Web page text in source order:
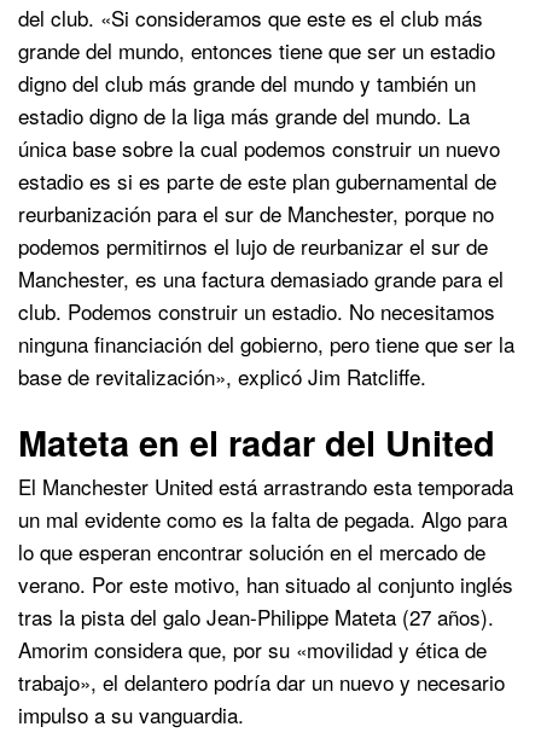
del club. «Si consideramos que este es el club más
grande del mundo, entonces tiene que ser un estadio
digno del club más grande del mundo y también un
estadio digno de la liga más grande del mundo. La
única base sobre la cual podemos construir un nuevo
estadio es si es parte de este plan gubernamental de
reurbanización para el sur de Manchester, porque no
podemos permitirnos el lujo de reurbanizar el sur de
Manchester, es una factura demasiado grande para el
club. Podemos construir un estadio. No necesitamos
ninguna financiación del gobierno, pero tiene que ser la
base de revitalización», explicó Jim Ratcliffe.
Mateta en el radar del United
El Manchester United está arrastrando esta temporada
un mal evidente como es la falta de pegada. Algo para
lo que esperan encontrar solución en el mercado de
verano. Por este motivo, han situado al conjunto inglés
tras la pista del galo Jean-Philippe Mateta (27 años).
Amorim considera que, por su «movilidad y ética de
trabajo», el delantero podría dar un nuevo y necesario
impulso a su vanguardia.